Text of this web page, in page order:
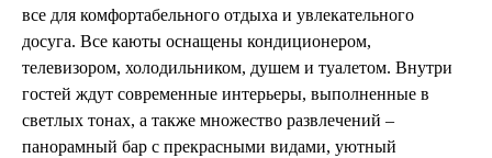
все для комфортабельного отдыха и увлекательного
досуга. Все каюты оснащены кондиционером,
телевизором, холодильником, душем и туалетом. Внутри
гостей ждут современные интерьеры, выполненные в
светлых тонах, а также множество развлечений –
панорамный бар с прекрасными видами, уютный